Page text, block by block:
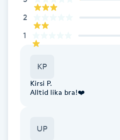
Extensions
Extensions borttagning
Faceliftmassage
2
1
KP
Kirsi P.
Alltid lika bra!❤️
UP